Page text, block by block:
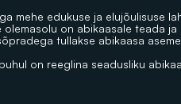
mehe edukuse ja elujõulisuse
olemasolu on abikaasale teada
tullakse abikaasa
on reeglina seadusliku